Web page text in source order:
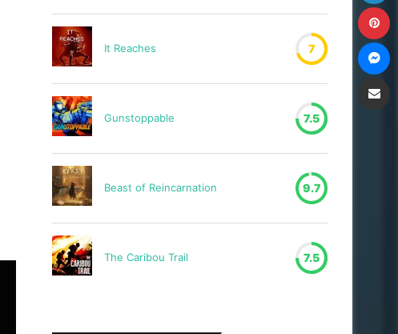
It Reaches 7
Gunstoppable 7.5
Beast of Reincarnation 9.7
The Caribou Trail 7.5